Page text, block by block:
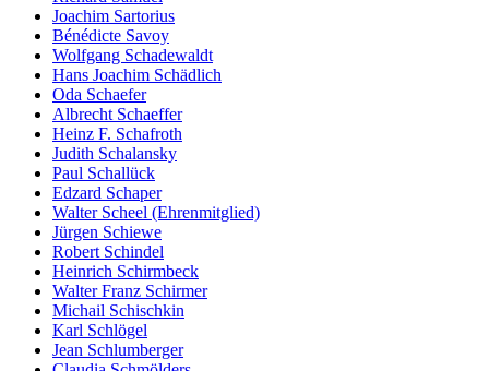
Joachim Sartorius
Bénédicte Savoy
Wolfgang Schadewaldt
Hans Joachim Schädlich
Oda Schaefer
Albrecht Schaeffer
Heinz F. Schafroth
Judith Schalansky
Paul Schallück
Edzard Schaper
Walter Scheel (Ehrenmitglied)
Jürgen Schiewe
Robert Schindel
Heinrich Schirmbeck
Walter Franz Schirmer
Michail Schischkin
Karl Schlögel
Jean Schlumberger